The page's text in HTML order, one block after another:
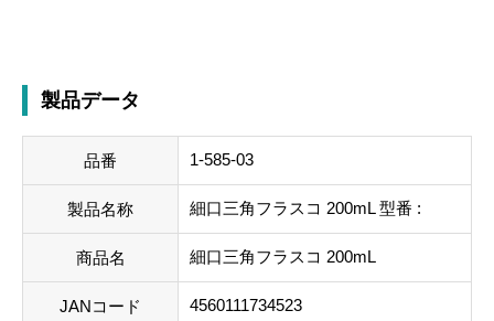
製品データ
品番 1-585-03
製品名称 細口三角フラスコ 200mL 型番 :
商品名 細口三角フラスコ 200mL
JANコード 4560111734523